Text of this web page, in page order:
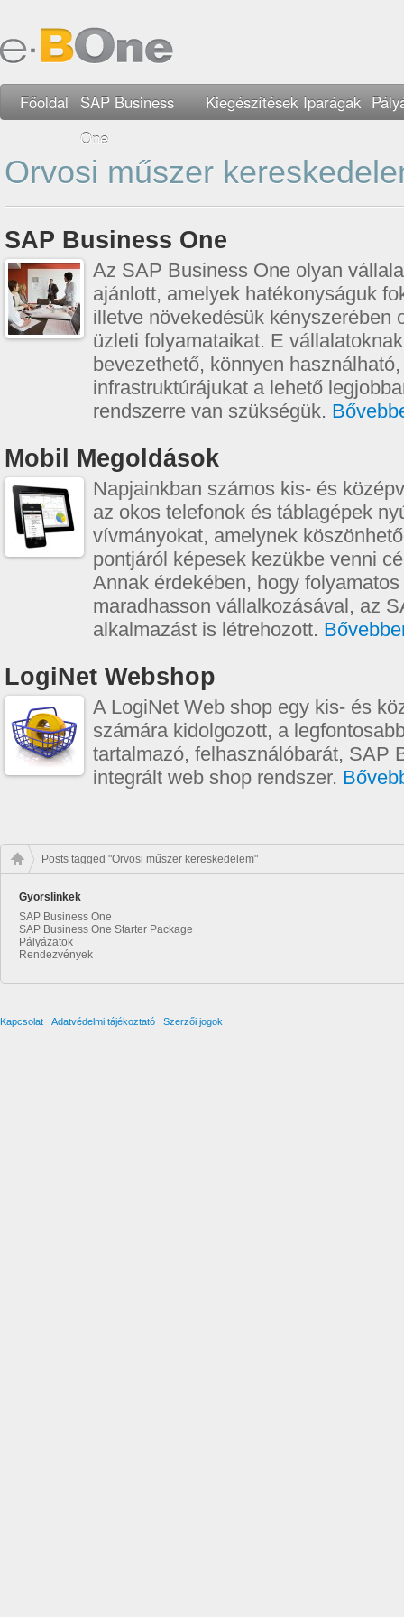
Főoldal
SAP Business
One
Kiegészítések Iparágak
Orvosi műszer
SAP Business One
Az SAP Business One olyan
ajánlott, amelyek hatékonyságuk
illetve növekedésük kényszerében
üzleti folyamataikat. E
bevezethető, könnyen
infrastruktúrájukat a lehető
rendszerre van szükségük.
Mobil Megoldások
Napjainkban számos kis- és
az okos telefonok és táblagépek
vívmányokat, amelynek
pontjáról képesek kezükbe venni
Annak érdekében, hogy
maradhasson vállalkozásával, az
alkalmazást is létrehozott.
LogiNet Webshop
A LogiNet Web shop egy kis- és
számára kidolgozott, a
tartalmazó, felhasználóbarát, SAP
integrált web shop rendszer.
Posts tagged "Orvosi műszer kereskedelem"
Gyorslinkek
SAP Business One
SAP Business One Starter Package
Pályázatok
Rendezvények
Kapcsolat Adatvédelmi tájékoztató Szerzői jogok